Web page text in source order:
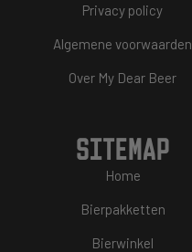
Privacy policy
Algemene voorwaarden
Over My Dear Beer
SITEMAP
Home
Bierpakketten
Bierwinkel